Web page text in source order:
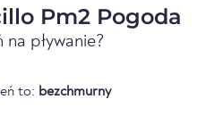
Pm2 Pogoda
pływanie?
to: bezchmurny